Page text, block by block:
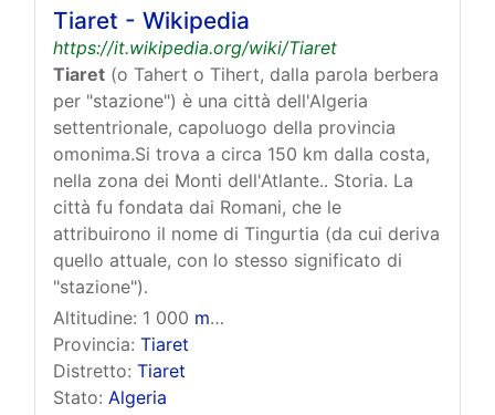
Tiaret - Wikipedia
https://it.wikipedia.org/wiki/Tiaret
Tiaret (o Tahert o Tihert, dalla parola berbera
per "stazione") è una città dell'Algeria
settentrionale, capoluogo della provincia
omonima.Si trova a circa 150 km dalla costa,
nella zona dei Monti dell'Atlante.. Storia. La
città fu fondata dai Romani, che le
attribuirono il nome di Tingurtia (da cui deriva
quello attuale, con lo stesso significato di
"stazione").
Altitudine: 1 000 m s.l.m.
Provincia: Tiaret
Distretto: Tiaret
Stato: Algeria